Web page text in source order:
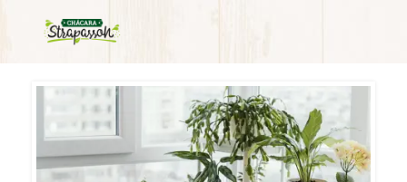
Tag Archives: